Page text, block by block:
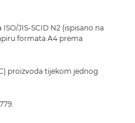
JIS-SCID N2 (ispisano na
formata A4 prema
proizvoda tijekom jednog